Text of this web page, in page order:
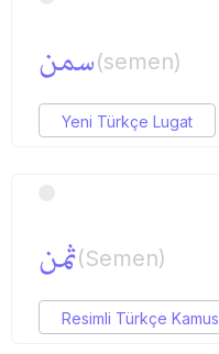
سمن(semen)
Yeni Türkçe Lugat
ثمن(Semen)
Resimli Türkçe Kamus